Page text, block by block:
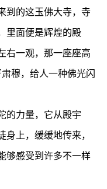
到的这玉佛大寺，寺
里面便是辉煌的殿
右一观，那一座座高
穆，给人一种佛光闪
力量，它从殿宇
上，缓缓地传来，
够感受到许多不一样